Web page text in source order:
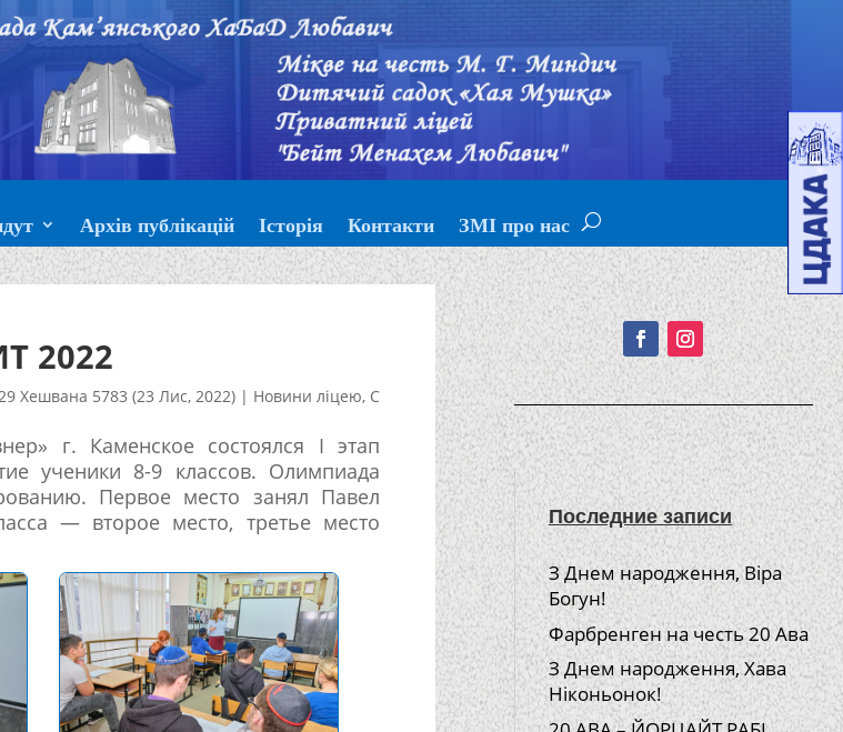
Архів публікацій Історія Контакти ЗМІ про нас
2022
29 Хешвана 5783 (23 Лис, 2022)| Новини ліцею, С
г. Каменское состоялся I этап
ученики 8-9 классов. Олимпиада
Первое место занял Павел
— второе место, третье место
Подписывайтесь!
Последние записи
З Днем народження, Віра
Богун!
Фарбренген на честь 20 Ава
З Днем народження, Хава
Ніконьонок!